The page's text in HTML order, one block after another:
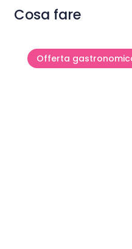
Cosa fare
Offerta